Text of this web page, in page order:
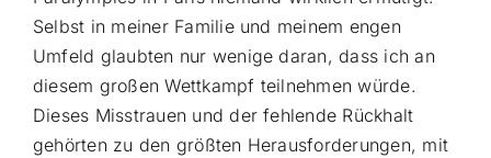
Selbst in meiner Familie und meinem engen
Umfeld glaubten nur wenige daran, dass ich an
diesem großen Wettkampf teilnehmen würde.
Dieses Misstrauen und der fehlende Rückhalt
gehörten zu den größten Herausforderungen, mit